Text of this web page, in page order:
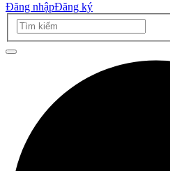
Đăng nhậpĐăng ký